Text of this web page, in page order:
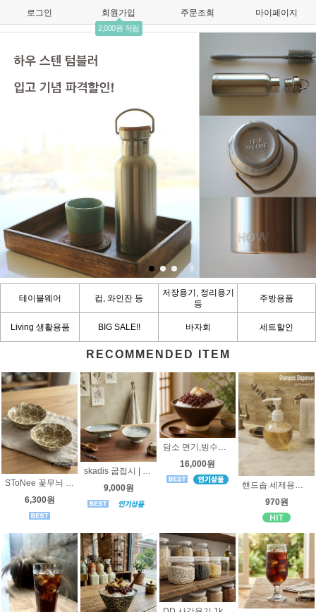
로그인 회원가입
2,000원 적립
주문조회 마이페이지
테이블웨어 컵, 와인잔 등
저장용기, 정리용기
등
주방용품
Living 생활용품 BIG SALE!! 바자회 세트할인
RECOMMENDED ITEM
SToNee 꽃무늬 작은 찬기 | 반찬기 | 핸드메이드 | 고급도자기
6,300원
skadis 굽접시 | 반찬기 | 핸드메이드 | 고급도자기
9,000원
16,000원
핸드솝 세제용기 투명 볼모양 240ml, 샴푸용기, 샴푸통 샴푸 디스펜서, 페트
970원